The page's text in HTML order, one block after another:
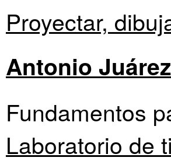
Proyectar,
Antonio
Fundamentos
Laboratorio de